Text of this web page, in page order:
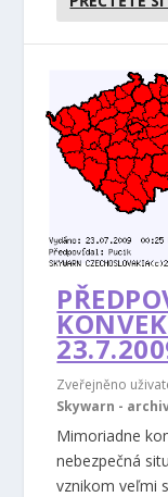
Zveřejněno
Skywarn -
Mimoriadne
nebezpečná
vznikom veľmi